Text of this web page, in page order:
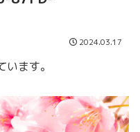
2024.03.17
ます。